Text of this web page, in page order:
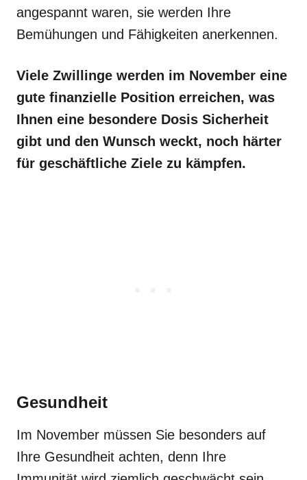
angespannt waren, sie werden Ihre
Bemühungen und Fähigkeiten anerkennen.
Viele Zwillinge werden im November eine
gute finanzielle Position erreichen, was
Ihnen eine besondere Dosis Sicherheit
gibt und den Wunsch weckt, noch härter
für geschäftliche Ziele zu kämpfen.
Gesundheit
Im November müssen Sie besonders auf
Ihre Gesundheit achten, denn Ihre